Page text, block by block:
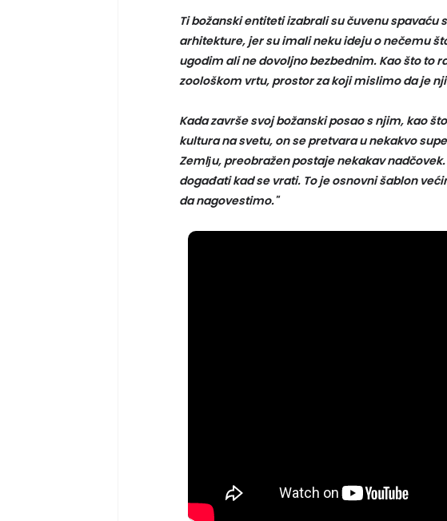
Ti božanski entiteti izabrali su čuvenu spavaću
arhitekture, jer su imali neku ideju o nečemu
ugodim ali ne dovoljno bezbednim. Kao što to
zoološkom vrtu, prostor za koji mislimo da je
Kada završe svoj božanski posao s njim, kao
kultura na svetu, on se pretvara u nekakvo
Zemlјu, preobražen postaje nekakav
događati kad se vrati. To je osnovni šablon
da nagovestimo."